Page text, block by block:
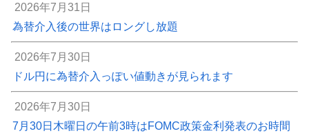
2026年7月31日
為替介入後の世界はロングし放題
2026年7月30日
ドル円に為替介入っぽい値動きが見られます
2026年7月30日
7月30日木曜日の午前3時はFOMC政策金利発表のお時間